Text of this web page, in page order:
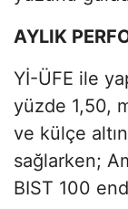
AYLIK
Yİ-ÜFE ile
yüzde 1,50,
ve külçe
sağlarken;
BIST 100